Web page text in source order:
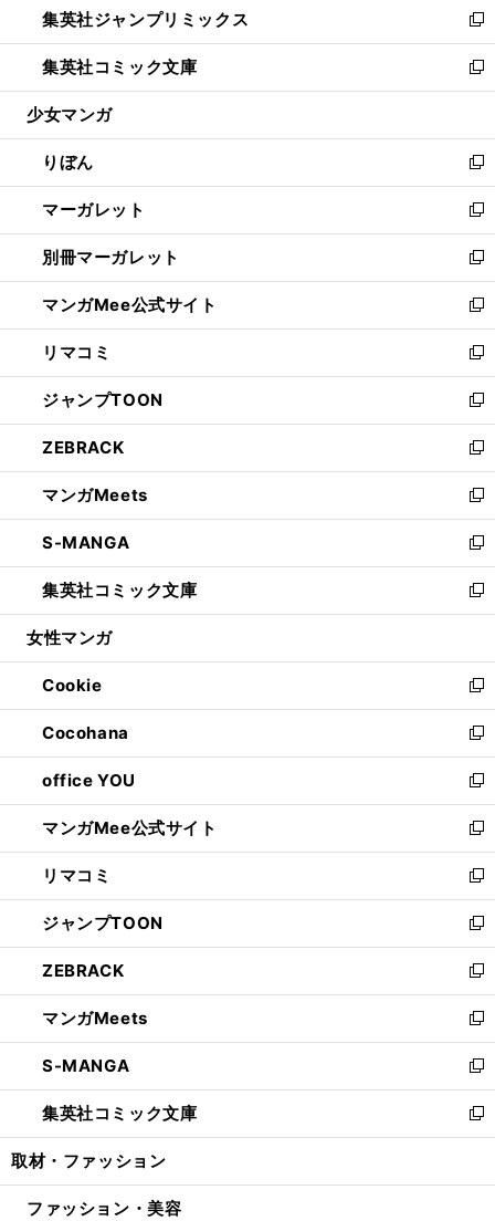
く
で
開
く
ド
ウ
で
開
ィ
ン
ド
ウ
開
く
い
ウ
ィ
ン
ウ
で
開
く
集英社ジャンプリミックス
新
し
い
ウ
ン
ド
ウ
で
開
く
集英社コミック文庫
新
し
ウ
ィ
ン
ド
ウ
で
開
く
少女マンガ
りぼん
新
し
い
ウ
ィ
ン
ド
ウ
で
開
く
マーガレット
新
し
い
ウ
ィ
ン
ド
ウ
で
開
く
別冊マーガレット
新
し
い
ウ
ィ
ン
ド
ウ
で
開
く
マンガMee公式サイト
新
し
い
ウ
ィ
ン
ド
ウ
で
開
く
リマコミ
新
し
い
ウ
ィ
ン
ド
ウ
で
開
く
ジャンプTOON
新
し
い
ウ
ィ
ン
ド
ウ
で
開
ZEBRACK
新
し
い
ウ
ィ
ン
ド
ウ
開
く
マンガMeets
新
し
い
ウ
ィ
ン
ウ
で
開
く
S-MANGA
新
し
い
ウ
ン
ド
ウ
で
開
く
集英社コミック文庫
新
し
ウ
ィ
ン
ド
ウ
で
開
く
女性マンガ
Cookie
新
し
い
ウ
ィ
ン
ド
ウ
で
開
く
Cocohana
新
し
い
ウ
ィ
ン
ド
ウ
で
開
く
office YOU
新
し
い
ウ
ィ
ン
ド
ウ
で
開
く
マンガMee公式サイト
新
し
い
ウ
ィ
ン
ド
ウ
で
開
く
リマコミ
新
し
い
ウ
ィ
ン
ド
ウ
で
開
く
ジャンプTOON
新
し
い
ウ
ィ
ン
ド
ウ
で
開
ZEBRACK
新
し
い
ウ
ィ
ン
ド
ウ
開
マンガMeets
新
し
い
ウ
ィ
ン
ウ
S-MANGA
新
し
い
ウ
ン
集英社コミック文庫
新
し
ウ
取材・ファッション
ファッション・美容